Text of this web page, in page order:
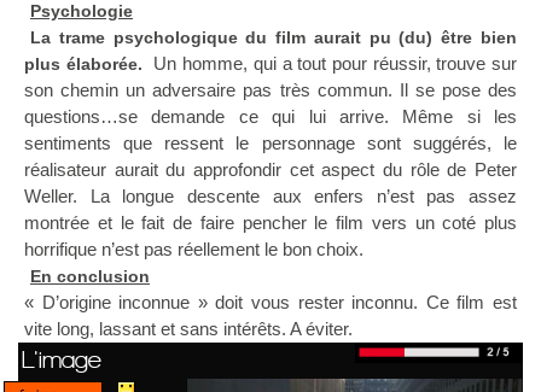
Psychologie
La trame psychologique du film aurait pu (du) être bien
plus élaborée.
Un homme, qui a tout pour réussir, trouve sur
son chemin un adversaire pas très commun. Il se pose des
questions…se demande ce qui lui arrive. Même si les
sentiments que ressent le personnage sont suggérés, le
réalisateur aurait du approfondir cet aspect du rôle de Peter
Weller. La longue descente aux enfers n’est pas assez
montrée et le fait de faire pencher le film vers un coté plus
horrifique n’est pas réellement le bon choix.
En conclusion
« D’origine inconnue » doit vous rester inconnu. Ce film est
vite long, lassant et sans intérêts. A éviter.
L'image